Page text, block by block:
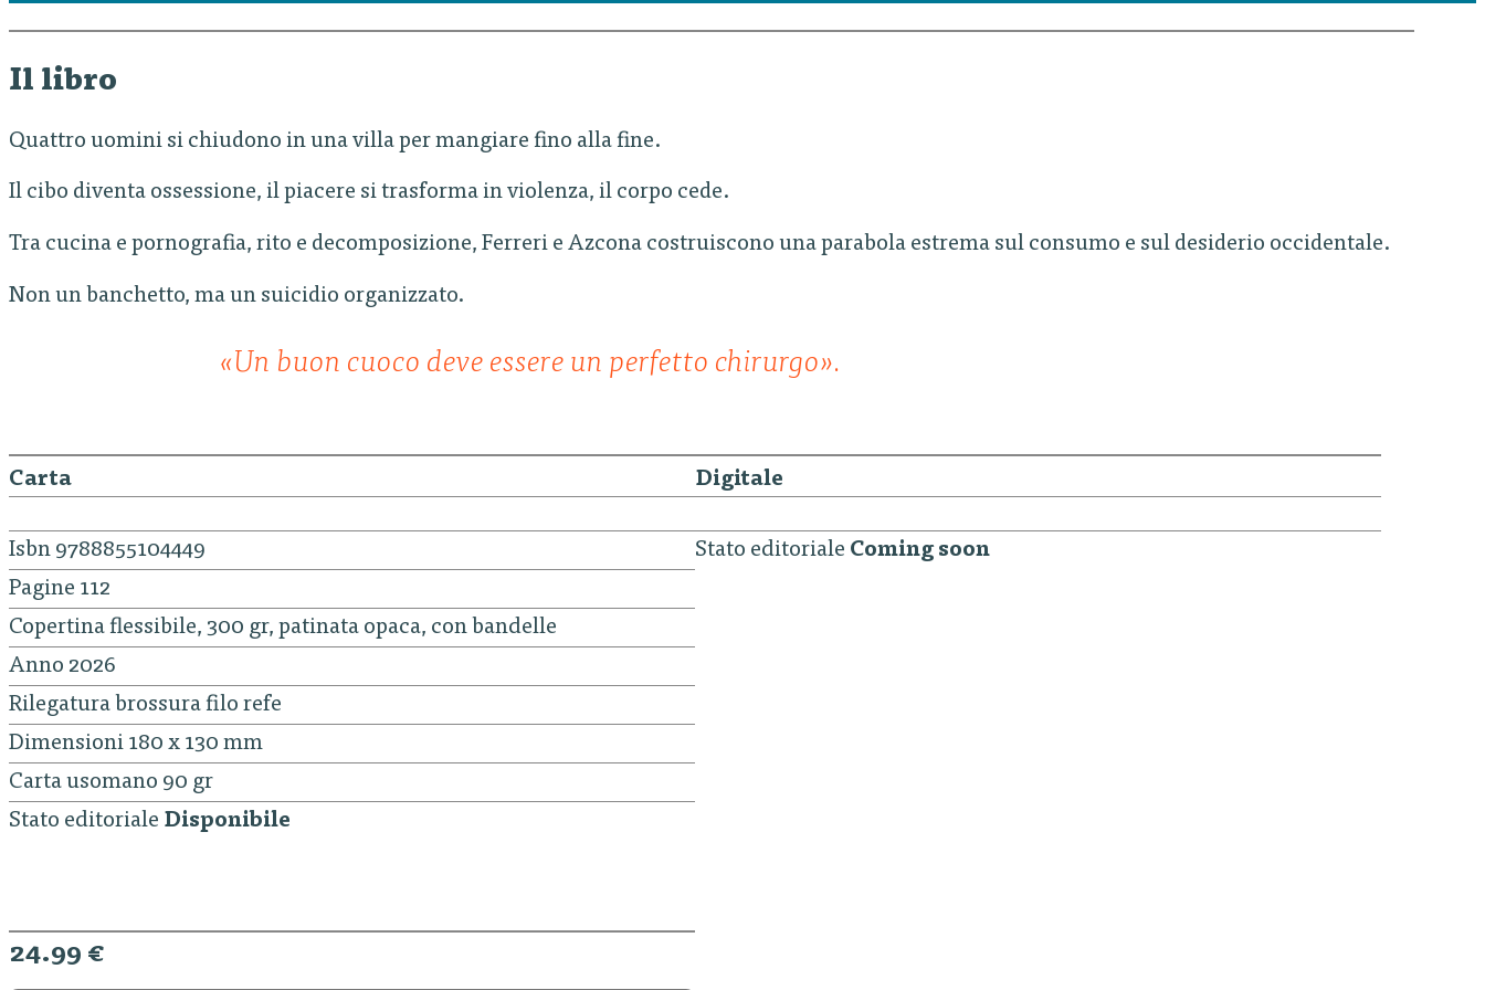
Il libro
Quattro uomini si chiudono in una villa per mangiare fino alla fine.
Il cibo diventa ossessione, il piacere si trasforma in violenza, il corpo cede.
Tra cucina e pornografia, rito e decomposizione, Ferreri e Azcona costruiscono una parabola estrema sul consumo e sul desiderio occidentale.
Non un banchetto, ma un suicidio organizzato.
«Un buon cuoco deve essere un perfetto chirurgo».
Carta
Isbn 9788855104449
Pagine 112
Copertina flessibile, 300 gr, patinata opaca, con bandelle
Anno 2026
Rilegatura brossura filo refe
Dimensioni 180 x 130 mm
Carta usomano 90 gr
Stato editoriale Disponibile
24.99 €
Digitale
Stato editoriale Coming soon